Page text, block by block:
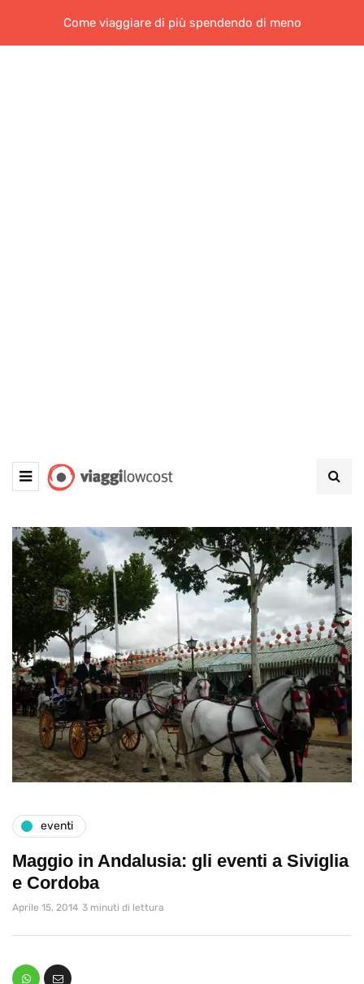
Come viaggiare di più spendendo di meno
eventi
Maggio in Andalusia: gli eventi a Siviglia
e Cordoba
Aprile 15, 2014 3 minuti di lettura